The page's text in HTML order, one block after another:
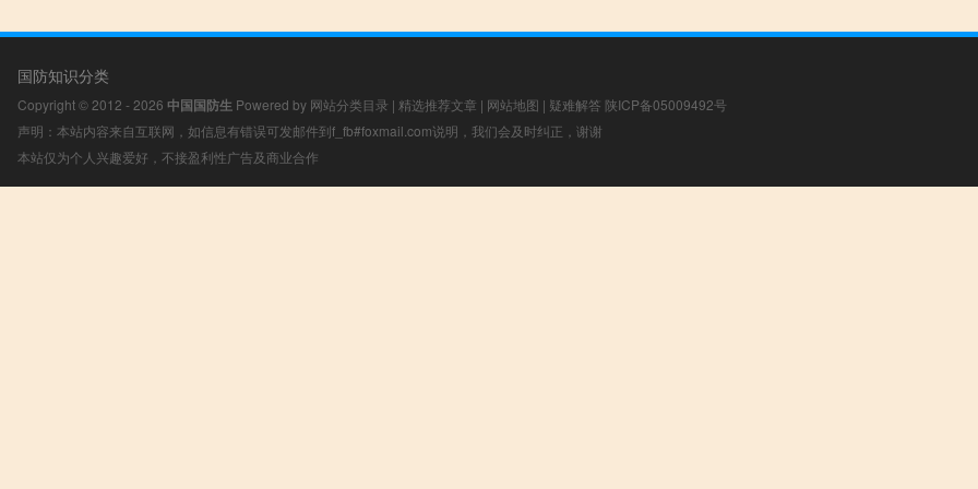
国防知识分类
Copyright © 2012 - 2026 中国国防生 Powered by 网站分类目录 | 精选推荐文章 | 网站地图 | 疑难解答 陕ICP备05009492号
声明：本站内容来自互联网，如信息有错误可发邮件到f_fb#foxmail.com说明，我们会及时纠正，谢谢
本站仅为个人兴趣爱好，不接盈利性广告及商业合作